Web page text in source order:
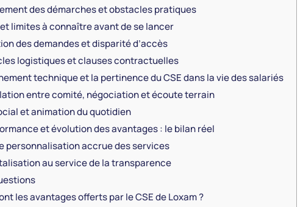
des démarches et obstacles pratiques
limites à connaître avant de se lancer
des demandes et disparité d’accès
logistiques et clauses contractuelles
technique et la pertinence du CSE dans la vie des salariés
entre comité, négociation et écoute terrain
et animation du quotidien
et évolution des avantages : le bilan réel
personnalisation accrue des services
au service de la transparence
les avantages offerts par le CSE de Loxam ?